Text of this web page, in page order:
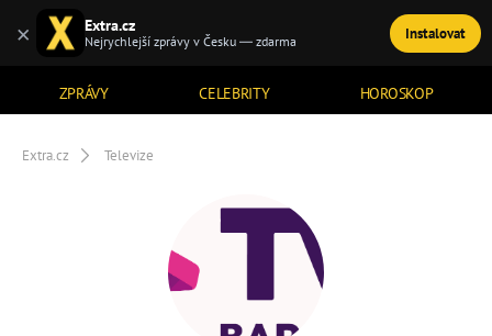
ZPRÁVY CELEBRITY HOROSKOP
TÉMATA
Extra.cz Televize
× Extra.cz
Nejrychlejší zprávy v Česku — zdarma Instalovat